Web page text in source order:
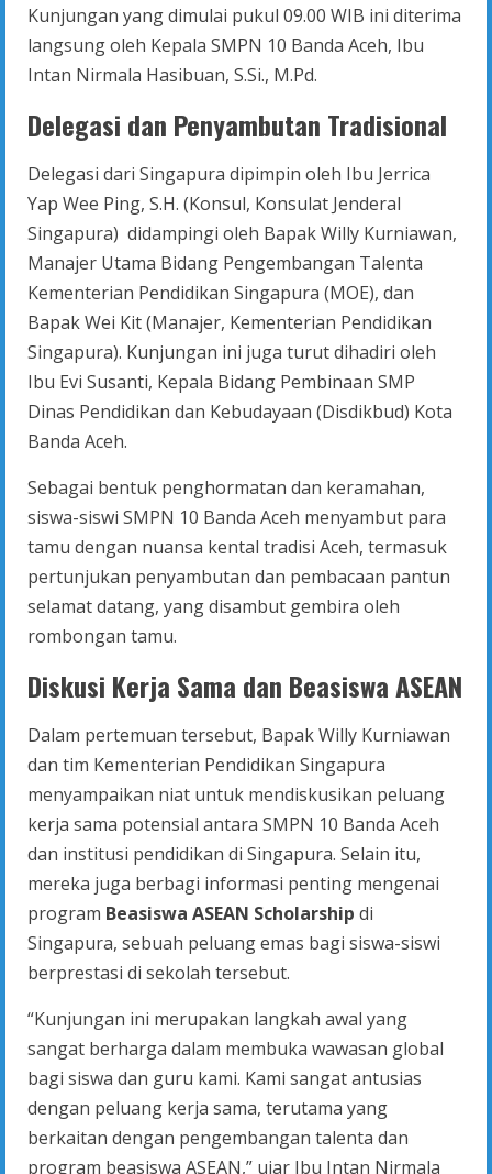
Kunjungan yang dimulai pukul 09.00 WIB ini diterima
langsung oleh Kepala SMPN 10 Banda Aceh, Ibu
Intan Nirmala Hasibuan, S.Si., M.Pd.
Delegasi dan Penyambutan Tradisional
Delegasi dari Singapura dipimpin oleh Ibu Jerrica
Yap Wee Ping, S.H. (Konsul, Konsulat Jenderal
Singapura) didampingi oleh Bapak Willy Kurniawan,
Manajer Utama Bidang Pengembangan Talenta
Kementerian Pendidikan Singapura (MOE), dan
Bapak Wei Kit (Manajer, Kementerian Pendidikan
Singapura). Kunjungan ini juga turut dihadiri oleh
Ibu Evi Susanti, Kepala Bidang Pembinaan SMP
Dinas Pendidikan dan Kebudayaan (Disdikbud) Kota
Banda Aceh.
Sebagai bentuk penghormatan dan keramahan,
siswa-siswi SMPN 10 Banda Aceh menyambut para
tamu dengan nuansa kental tradisi Aceh, termasuk
pertunjukan penyambutan dan pembacaan pantun
selamat datang, yang disambut gembira oleh
rombongan tamu.
Diskusi Kerja Sama dan Beasiswa ASEAN
Dalam pertemuan tersebut, Bapak Willy Kurniawan
dan tim Kementerian Pendidikan Singapura
menyampaikan niat untuk mendiskusikan peluang
kerja sama potensial antara SMPN 10 Banda Aceh
dan institusi pendidikan di Singapura. Selain itu,
mereka juga berbagi informasi penting mengenai
program Beasiswa ASEAN Scholarship di
Singapura, sebuah peluang emas bagi siswa-siswi
berprestasi di sekolah tersebut.
“Kunjungan ini merupakan langkah awal yang
sangat berharga dalam membuka wawasan global
bagi siswa dan guru kami. Kami sangat antusias
dengan peluang kerja sama, terutama yang
berkaitan dengan pengembangan talenta dan
program beasiswa ASEAN,” ujar Ibu Intan Nirmala